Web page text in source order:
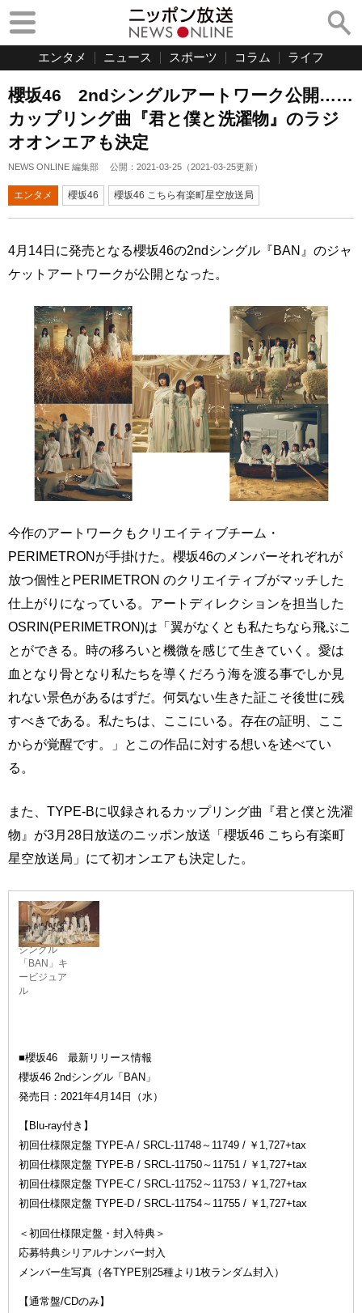
エンタメ ニュース スポーツ コラム ライフ
櫻坂46 2ndシングルアートワーク公開……
カップリング曲『君と僕と洗濯物』のラジ
オオンエアも決定
NEWS ONLINE 編集部 公開： 2021-03-25 （2021-03-25更新）
エンタメ 櫻坂46 櫻坂46 こちら有楽町星空放送局
4月14日に発売となる櫻坂46の2ndシングル『BAN』のジャ
ケットアートワークが公開となった。
今作のアートワークもクリエイティブチーム・
PERIMETRONが手掛けた。櫻坂46のメンバーそれぞれが
放つ個性とPERIMETRON のクリエイティブがマッチした
仕上がりになっている。アートディレクションを担当した
OSRIN(PERIMETRON)は「翼がなくとも私たちなら飛ぶこ
とができる。時の移ろいと機微を感じて生きていく。愛は
血となり骨となり私たちを導くだろう海を渡る事でしか見
れない景色があるはずだ。何気ない生きた証こそ後世に残
すべきである。私たちは、ここにいる。存在の証明、ここ
からが覚醒です。」とこの作品に対する想いを述べてい
る。
また、TYPE-Bに収録されるカップリング曲『君と僕と洗濯
物』が3月28日放送のニッポン放送「櫻坂46 こちら有楽町
星空放送局」にて初オンエアも決定した。
櫻坂46 2nd
シングル
「BAN」キ
ービジュア
ル
■櫻坂46 最新リリース情報
櫻坂46 2ndシングル「BAN」
発売日：2021年4月14日（水）
【Blu-ray付き】
初回仕様限定盤 TYPE-A / SRCL-11748～11749 / ￥1,727+tax
初回仕様限定盤 TYPE-B / SRCL-11750～11751 / ￥1,727+tax
初回仕様限定盤 TYPE-C / SRCL-11752～11753 / ￥1,727+tax
初回仕様限定盤 TYPE-D / SRCL-11754～11755 / ￥1,727+tax
＜初回仕様限定盤・封入特典＞
応募特典シリアルナンバー封入
メンバー生写真（各TYPE別25種より1枚ランダム封入）
【通常盤/CDのみ】